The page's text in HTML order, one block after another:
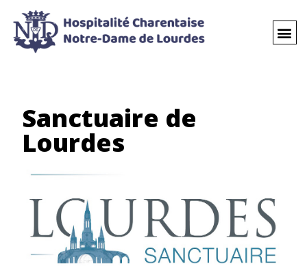
Sanctuaire de
Lourdes